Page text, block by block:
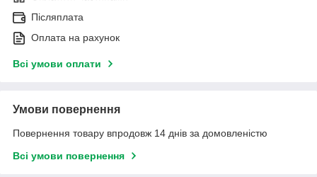
Післяплата
Оплата на рахунок
Всі умови оплати
Умови повернення
Повернення товару впродовж 14 днів за домовленістю
Всі умови повернення